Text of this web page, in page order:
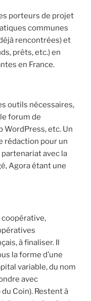
porteurs de projet
communes
rencontrées) et
prêts, etc.) en
en France.
outils nécessaires,
forum de
WordPress, etc. Un
rédaction pour un
avec la
Agora étant une
à finaliser. Il
la forme d’une
variable, du nom
avec
Coin). Restent à